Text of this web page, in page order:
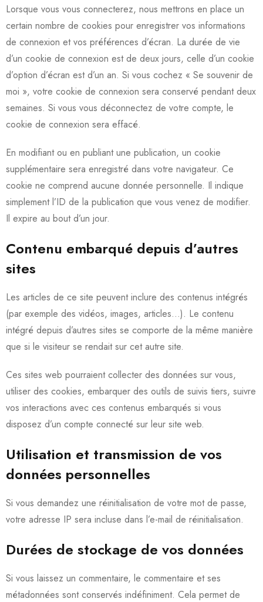
Lorsque vous vous connecterez, nous mettrons en place un
certain nombre de cookies pour enregistrer vos informations
de connexion et vos préférences d’écran. La durée de vie
d’un cookie de connexion est de deux jours, celle d’un cookie
d’option d’écran est d’un an. Si vous cochez « Se souvenir de
moi », votre cookie de connexion sera conservé pendant deux
semaines. Si vous vous déconnectez de votre compte, le
cookie de connexion sera effacé.
En modifiant ou en publiant une publication, un cookie
supplémentaire sera enregistré dans votre navigateur. Ce
cookie ne comprend aucune donnée personnelle. Il indique
simplement l’ID de la publication que vous venez de modifier.
Il expire au bout d’un jour.
Contenu embarqué depuis d’autres
sites
Les articles de ce site peuvent inclure des contenus intégrés
(par exemple des vidéos, images, articles…). Le contenu
intégré depuis d’autres sites se comporte de la même manière
que si le visiteur se rendait sur cet autre site.
Ces sites web pourraient collecter des données sur vous,
utiliser des cookies, embarquer des outils de suivis tiers, suivre
vos interactions avec ces contenus embarqués si vous
disposez d’un compte connecté sur leur site web.
Utilisation et transmission de vos
données personnelles
Si vous demandez une réinitialisation de votre mot de passe,
votre adresse IP sera incluse dans l’e-mail de réinitialisation.
Durées de stockage de vos données
Si vous laissez un commentaire, le commentaire et ses
métadonnées sont conservés indéfiniment. Cela permet de